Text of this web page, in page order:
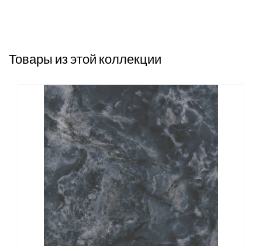
Товары из этой коллекции